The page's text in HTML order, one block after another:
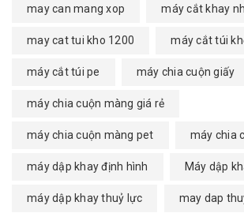
may can mang xop máy cắt khay
may cat tui kho 1200 máy cắt túi
máy cắt túi pe máy chia cuộn giấy
máy chia cuộn màng giá rẻ
máy chia cuộn màng pet máy chia
máy dập khay định hình Máy dập
máy dập khay thuỷ lực may dap